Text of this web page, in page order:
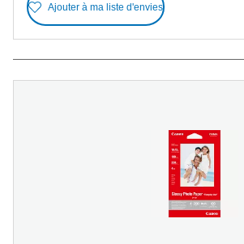
Ajouter à ma liste d'envies